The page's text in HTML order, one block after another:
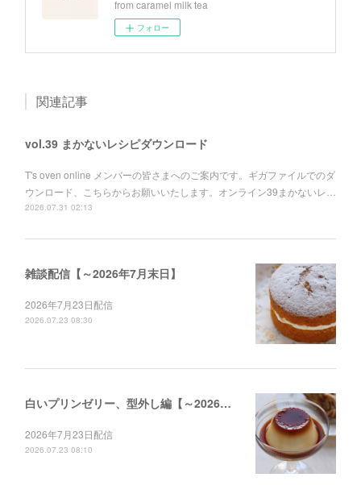
from caramel milk tea
フォロー
関連記事
vol.39 まかないレシピダウンロード
T's oven online メンバーの皆さまへのご案内です。ギガファイルでのダ
ウンロード、こちらからお願いいたします。オンライン39まかないレ…
2026.07.31 02:13
雑談配信【～2026年7月末日】
2026年7月23日配信
2026.07.23 08:30
白いプリンゼリー、型外し編【～2026年12月末日】
2026年7月23日配信
2026.07.23 08:10